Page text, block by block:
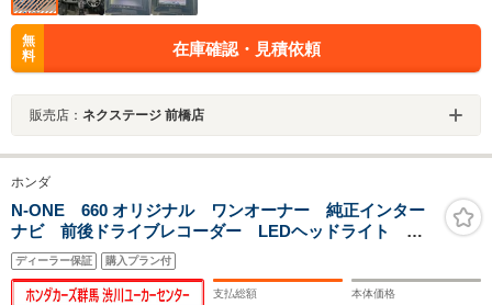
無
料
在庫確認・見積依頼
販売店： ネクステージ 前橋店
ホンダ
N-ONE 660 オリジナル ワンオーナー 純正インター
ナビ 前後ドライブレコーダー LEDヘッドライト オ
ートハイビーム パーキングセンサー 渋滞追従機能付
きACC レーンキープアシスト サイドカーテンエアバ
ッグ ETC
ディーラー保証 購入プラン付
支払総額 本体価格